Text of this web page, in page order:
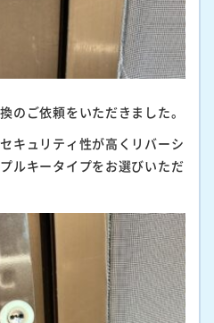
のご依頼をいただきました。
キュリティ性が高くリバーシ
ルキータイプをお選びいただ